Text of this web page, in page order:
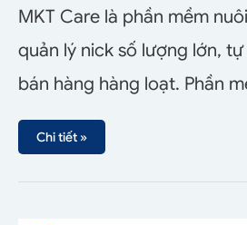
MKT Care là phần mềm
quản lý nick số lượng lớn,
bán hàng hàng loạt. Phần
Chi tiết »